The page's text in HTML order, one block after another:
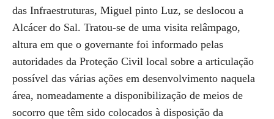
das Infraestruturas, Miguel pinto Luz, se deslocou a
Alcácer do Sal. Tratou-se de uma visita relâmpago,
altura em que o governante foi informado pelas
autoridades da Proteção Civil local sobre a articulação
possível das várias ações em desenvolvimento naquela
área, nomeadamente a disponibilização de meios de
socorro que têm sido colocados à disposição da